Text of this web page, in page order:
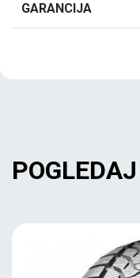
GARANCIJA